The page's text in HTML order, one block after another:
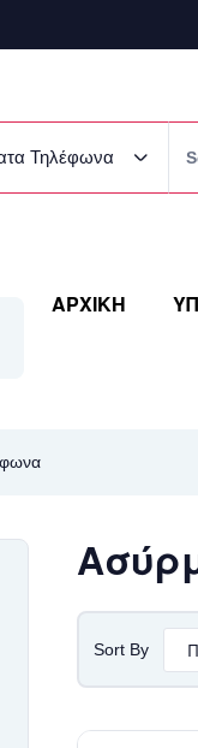
Τηλέφωνα
ΑΡΧΙΚΗ
Sort By